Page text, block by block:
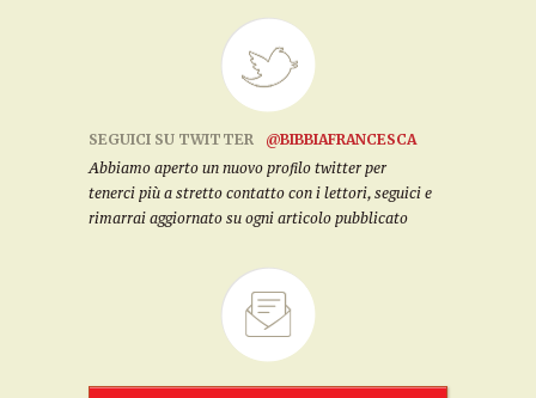
SEGUICI SU TWITTER
@BIBBIAFRANCESCA
Abbiamo aperto un nuovo profilo twitter per
tenerci più a stretto contatto con i lettori, seguici e
rimarrai aggiornato su ogni articolo pubblicato